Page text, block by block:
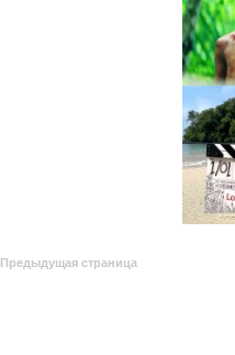
Предыдущая страница